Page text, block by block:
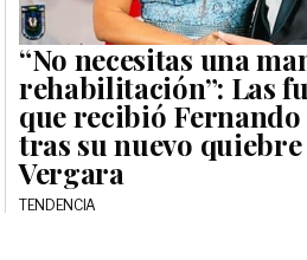
“No necesitas una
rehabilitación”: Las
que recibió
tras su nuevo
Vergara
TENDENCIA